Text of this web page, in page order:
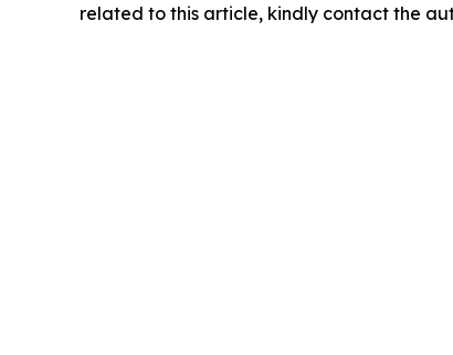
related to this article, kindly contact the